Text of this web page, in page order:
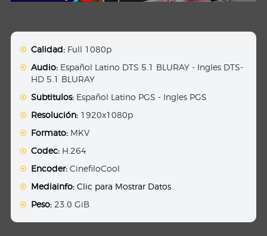
Calidad: Full 1080p
Audio: Español Latino DTS 5.1 BLURAY - Ingles DTS-
HD 5.1 BLURAY
Subtitulos: Español Latino PGS - Ingles PGS
Resolución: 1920x1080p
Formato: MKV
Codec: H.264
Encoder: CinefiloCool
Mediainfo: Clic para Mostrar Datos
Peso: 23.0 GiB